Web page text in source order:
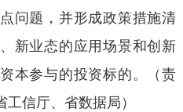
问题，并形成政策措施清
新业态的应用场景和创新
本参与的投资标的。（责
信厅、省数据局）